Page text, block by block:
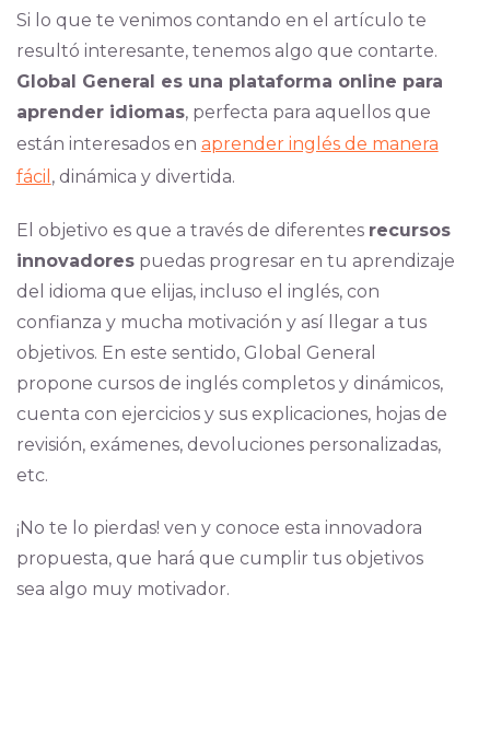
Si lo que te venimos contando en el artículo te
resultó interesante, tenemos algo que contarte.
Global General es una plataforma online para
aprender idiomas, perfecta para aquellos que
están interesados en aprender inglés de manera
fácil , dinámica y divertida.
El objetivo es que a través de diferentes recursos
innovadorespuedas progresar en tu aprendizaje
del idioma que elijas, incluso el inglés, con
confianza y mucha motivación y así llegar a tus
objetivos. En este sentido, Global General
propone cursos de inglés completos y dinámicos,
cuenta con ejercicios y sus explicaciones, hojas de
revisión, exámenes, devoluciones personalizadas,
etc.
¡No te lo pierdas! ven y conoce esta innovadora
propuesta, que hará que cumplir tus objetivos
sea algo muy motivador.